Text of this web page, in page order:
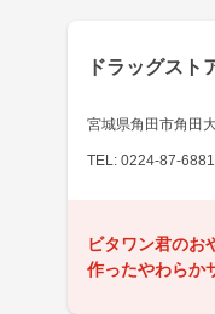
ドラッグスト
宮城県角田市角田
TEL: 0224-87-6881
ビタワン君のお
作ったやわらか